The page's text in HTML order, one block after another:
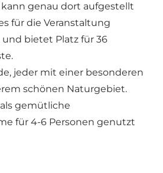
genau dort aufgestellt
für die Veranstaltung
bietet Platz für 36
jeder mit einer besonderen
schönen Naturgebiet.
gemütliche
für 4-6 Personen genutzt